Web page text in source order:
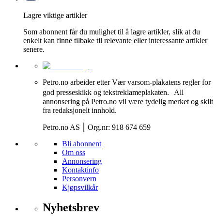
Lagre viktige artikler
Som abonnent får du mulighet til å lagre artikler, slik at du
enkelt kan finne tilbake til relevante eller interessante artikler
senere.
Petro.no arbeider etter Vær varsom-plakatens regler for
god presseskikk og tekstreklameplakaten. All
annonsering på Petro.no vil være tydelig merket og skilt
fra redaksjonelt innhold.
Petro.no AS ⎮ Org.nr: 918 674 659
Bli abonnent
Om oss
Annonsering
Kontaktinfo
Personvern
Kjøpsvilkår
Nyhetsbrev